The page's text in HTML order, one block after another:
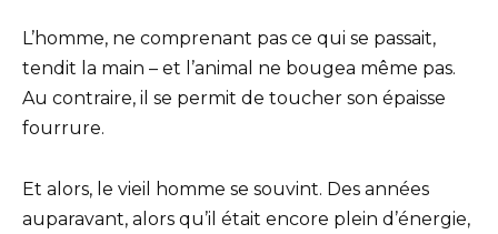
L’homme, ne comprenant pas ce qui se passait,
tendit la main – et l’animal ne bougea même pas.
Au contraire, il se permit de toucher son épaisse
fourrure.
Et alors, le vieil homme se souvint. Des années
auparavant, alors qu’il était encore plein d’énergie,